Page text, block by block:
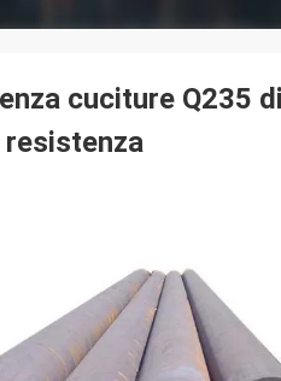
cuciture Q235
resistenza